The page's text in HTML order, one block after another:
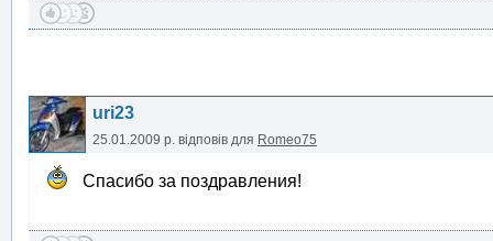
uri23
25.01.2009 р. відповів для Romeo75
Спасибо за поздравления!